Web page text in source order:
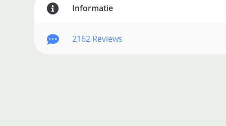
Informatie
2162 Reviews